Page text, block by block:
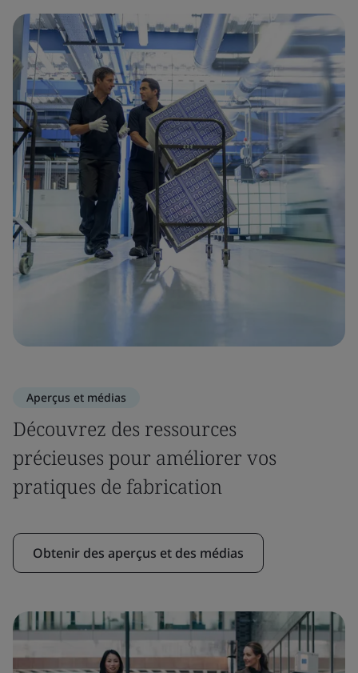
Aperçus et médias
Découvrez des ressources
précieuses pour améliorer vos
pratiques de fabrication
Obtenir des aperçus et des médias